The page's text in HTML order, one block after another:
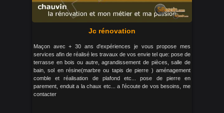
Jc rénovation
Maçon avec + 30 ans d'expériences je vous propose mes
services afin de réalisé les travaux de vos envie tel que: pose de
terrasse en bois ou autre, agrandissement de pièces, salle de
bain, sol en résine(marbre ou tapis de pierre ) aménagement
comble et réalisation de plafond etc... pose de pierre en
parement, enduit a la chaux etc... a l'écoute de vos besoins, me
contacter